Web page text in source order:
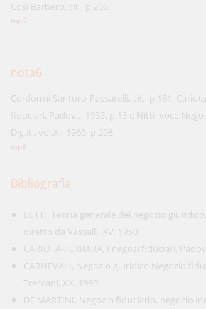
Così Barbero, cit., p.266.
top5
nota6
Conformi Santoro-Passarelli, cit., p.181;
fiduciari, Padova, 1933, p.13 e Nitti, voce
Dig.it., vol.XI, 1965, p.208.
top6
Bibliografia
BETTI, Teoria generale del negozio
diretto da Vassalli, XV, 1950
CARIOTA-FERRARA, I negozi fiduciari,
CARNEVALI, Negozio giuridico.Negozio
Treccani, XX, 1990
DE MARTINI, Negozio fiduciario, negozio